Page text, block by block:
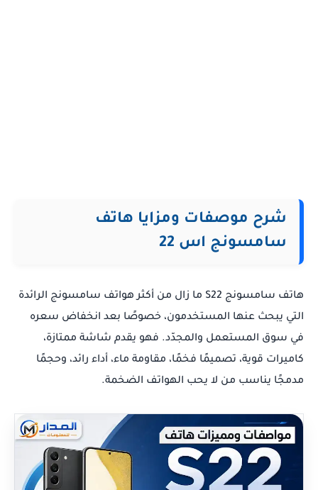
شرح موصفات ومزايا هاتف
سامسونج اس 22
هاتف سامسونج S22
ما زال من أكثر هواتف سامسونج الرائدة
التي يبحث عنها المستخدمون، خصوصًا بعد انخفاض سعره
في سوق المستعمل والمجدّد. فهو يقدم شاشة ممتازة،
كاميرات قوية، تصميمًا فخمًا، مقاومة ماء، أداء رائد، وحجمًا
مدمجًا يناسب من لا يحب الهواتف الضخمة.